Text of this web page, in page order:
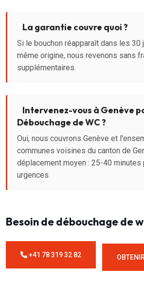
La garantie couvre quoi ?
Si le bouchon réapparaît dans les 30
même origine, nous revenons sans
supplémentaires.
Intervenez-vous à Genève
Débouchage de WC ?
Oui, nous couvrons Genève et
communes voisines du canton de
déplacement moyen : 25-40 minutes
urgences.
Besoin de débouchage de
+41 78 319 32 82